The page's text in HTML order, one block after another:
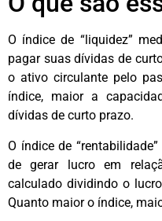
O índice de “liquidez”
pagar suas dívidas de
o ativo circulante pelo
índice, maior a
dívidas de curto prazo.
O índice de
de gerar lucro em
calculado dividindo o
Quanto maior o índice,